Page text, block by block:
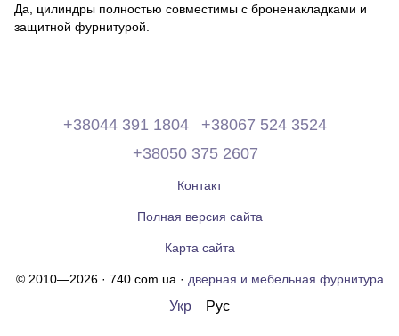
Да, цилиндры полностью совместимы с броненакладками и
защитной фурнитурой.
+38044 391 1804
+38067 524 3524
+38050 375 2607
Контакт
Полная версия сайта
Карта сайта
© 2010—2026 · 740.com.ua · дверная и мебельная фурнитура
Укр Рус